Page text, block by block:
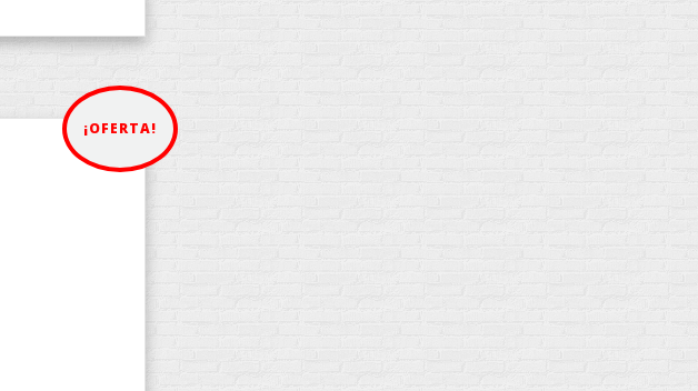
¡OFERTA!